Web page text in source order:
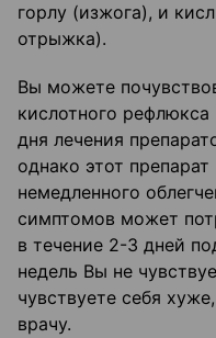
горлу (изжога), и
отрыжка).
Вы можете
кислотного
дня лечения
однако этот
немедленного
симптомов может
в течение 2-3 дней
недель Вы не
чувствуете себя
врачу.